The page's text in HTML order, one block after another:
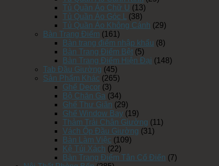
Tủ Quần Áo Chữ U (13)
Tủ Quần Áo Góc L
(38)
Tủ Quần Áo Không Cánh (29)
Bàn Trang Điểm (161)
Bàn trang điểm nhập khẩu (8)
Bàn Trang Điểm Bệt (5)
Bàn Trang Điểm Hiện Đại (148)
Tab Đầu Giường (45)
Sản Phẩm Khác (265)
Ghế Decor (3)
Bộ Chăn Ga (34)
Ghế Thư Giãn (29)
Ghế Window Bay (19)
Thảm Trải Chân Giường (11)
Vách Ốp Đầu Giường (31)
Bàn Làm Việc (109)
Kệ Túi Xách (22)
Bàn Trang Điểm Tân Cổ Điển (7)